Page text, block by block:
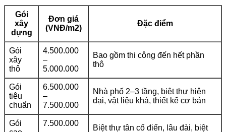
Gói
xây
dựng
Đơn giá
(VNĐ/m2)
Đặc điểm
Gói
xây
thô
4.500.000
–
5.000.000
Bao gồm thi công đến hết phần
thô
Gói
tiêu
chuẩn
6.500.000
–
7.500.000
Nhà phố 2–3 tầng, biệt thự hiện
đại, vật liệu khá, thiết kế cơ bản
Gói
7.500.000
Biệt thự tân cổ điển, lâu đài, biệt